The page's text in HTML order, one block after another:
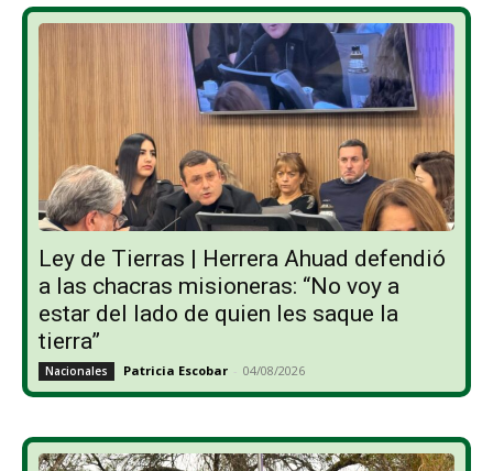
Ley de Tierras | Herrera Ahuad defendió
a las chacras misioneras: “No voy a
estar del lado de quien les saque la
tierra”
Nacionales Patricia Escobar - 04/08/2026